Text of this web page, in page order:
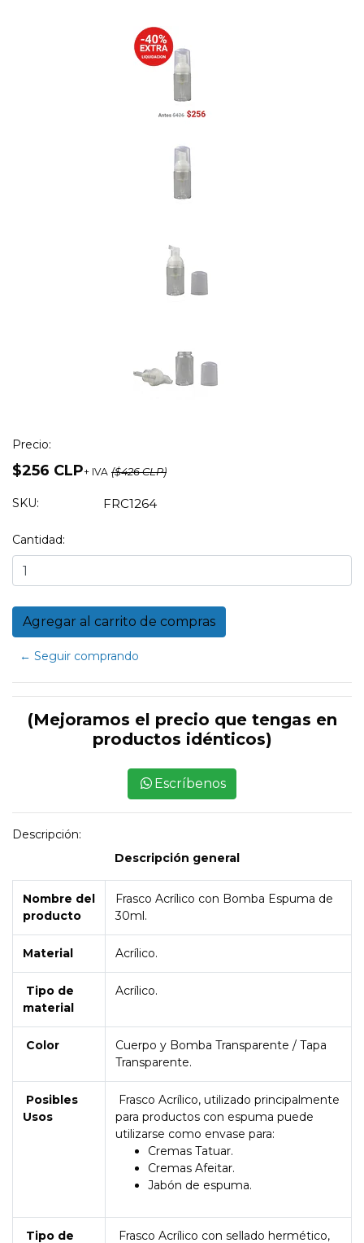
Precio:
$256 CLP+ IVA ($426 CLP)
SKU: FRC1264
Cantidad:
← Seguir comprando
(Mejoramos el precio que tengas en
productos idénticos)
Escríbenos
Descripción:
Descripción general
Nombre del
producto
Frasco Acrílico con Bomba Espuma de
30ml.
Material Acrílico.
Tipo de
material
Acrílico.
Color
Cuerpo y Bomba Transparente / Tapa
Transparente.
Posibles
Usos
Frasco Acrílico, utilizado principalmente
para productos con espuma puede
utilizarse como envase para:
Cremas Tatuar.
Cremas Afeitar.
Jabón de espuma.
Tipo de Frasco Acrílico con sellado hermético,